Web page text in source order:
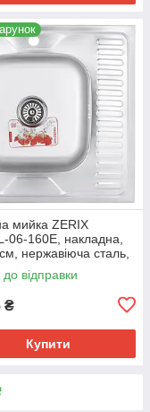
мийка ZERIX
06-160E, накладна,
нержавіюча сталь,
(ZM0568)
до відправки
₴
Купити